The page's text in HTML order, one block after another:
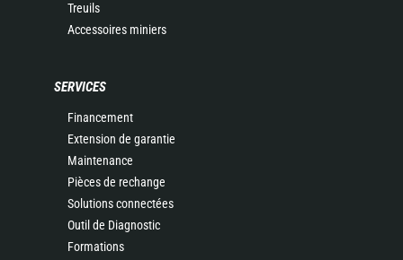
Treuils
Accessoires miniers
SERVICES
Financement
Extension de garantie
Maintenance
Pièces de rechange
Solutions connectées
Outil de Diagnostic
Formations